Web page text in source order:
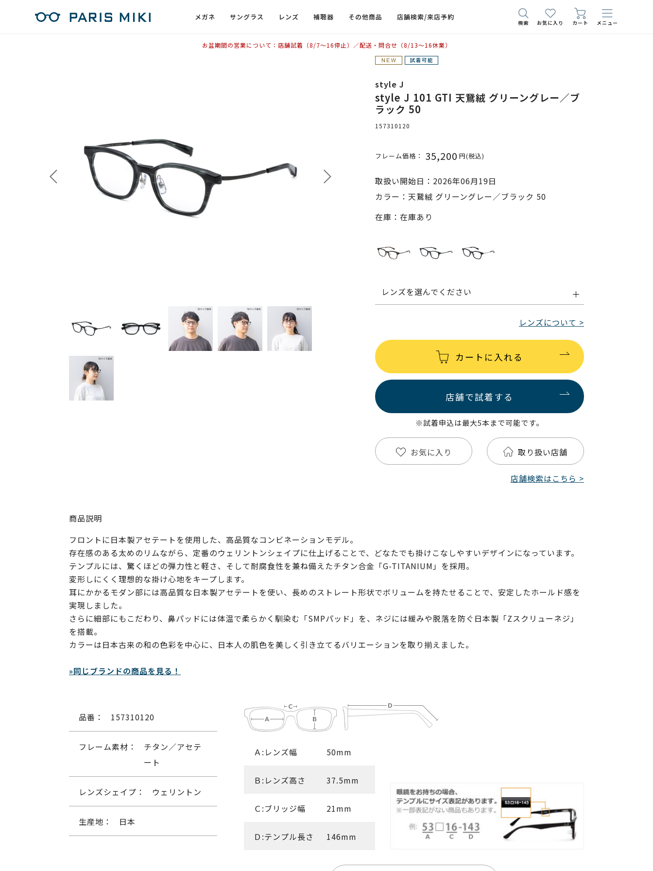
メガネ サングラス レンズ 補聴器 その他商品 店舗検索/来店予約
検索 お気に入り カート メニュー
お盆期間の営業について：店舗試着（8/7〜16停止）／配送・問合せ（8/13〜16休業）
style J
style J 101 GTI 天鵞絨 グリーングレー／ブ
ラック 50
157310120
フレーム価格： 35,200 円(税込)
取扱い開始日：2026年06月19日
カラー：天鵞絨 グリーングレー／ブラック 50
在庫：在庫あり
レンズを選んでください
レンズについて >
カートに入れる
店舗で試着する
※試着申込は最大5本まで可能です。
お気に入り 取り扱い店舗
店舗検索はこちら >
商品説明
フロントに日本製アセテートを使用した、高品質なコンビネーションモデル。
存在感のある太めのリムながら、定番のウェリントンシェイプに仕上げることで、どなたでも掛けこなしやすいデザインになっています。
テンプルには、驚くほどの弾力性と軽さ、そして耐腐食性を兼ね備えたチタン合金「G-TITANIUM」を採用。
変形しにくく理想的な掛け心地をキープします。
耳にかかるモダン部には高品質な日本製アセテートを使い、長めのストレート形状でボリュームを持たせることで、安定したホールド感を
実現しました。
さらに細部にもこだわり、鼻パッドには体温で柔らかく馴染む「SMPパッド」を、ネジには緩みや脱落を防ぐ日本製「Zスクリューネジ」
を搭載。
カラーは日本古来の和の色彩を中心に、日本人の肌色を美しく引き立てるバリエーションを取り揃えました。
»同じブランドの商品を見る！
品番： 157310120
フレーム素材：
チタン／アセテ
ート
レンズシェイプ： ウェリントン
生産地： 日本
Ａ:レンズ幅 50mm
Ｂ:レンズ高さ 37.5mm
Ｃ:ブリッジ幅 21mm
Ｄ:テンプル長さ 146mm